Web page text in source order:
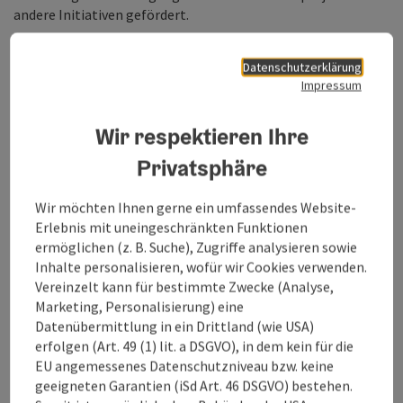
andere Initiativen gefördert.
vorheriges Element
nächstes Element
Stakeholder und Partnerschaften
Das Projekt ist auf Partnerschaft und Kooperationen
aufgebaut. Neben den Mitgliedsbetrieben arbeitet der Verein
mit Institutionen wie Genussland OÖ, den Innviertler
Tourismusverbänden, Hot Spot Innviertel, diversen
Bildungseinrichtungen und den Innviertler LEADER-
Datenschutzerklärung
Impressum
Wir respektieren Ihre
Privatsphäre
Wir möchten Ihnen gerne ein umfassendes Website-
Erlebnis mit uneingeschränkten Funktionen
ermöglichen (z. B. Suche), Zugriffe analysieren sowie
Inhalte personalisieren, wofür wir Cookies verwenden.
Vereinzelt kann für bestimmte Zwecke (Analyse,
Marketing, Personalisierung) eine
Datenübermittlung in ein Drittland (wie USA)
erfolgen (Art. 49 (1) lit. a DSGVO), in dem kein für die
EU angemessenes Datenschutzniveau bzw. keine
geeigneten Garantien (iSd Art. 46 DSGVO) bestehen.